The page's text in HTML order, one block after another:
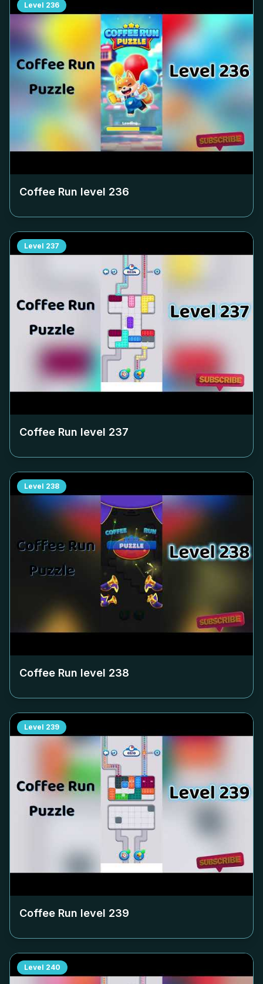
Level 236
Coffee Run level 236
Level 237
Coffee Run level 237
Level 238
Coffee Run level 238
Level 239
Coffee Run level 239
Level 240